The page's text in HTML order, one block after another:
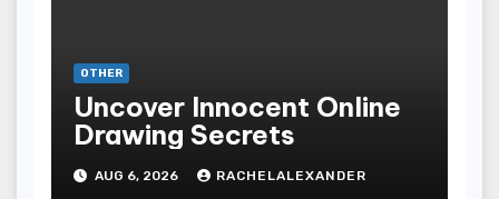
OTHER
Uncover Innocent Online
Drawing Secrets
AUG 6, 2026 RACHELALEXANDER